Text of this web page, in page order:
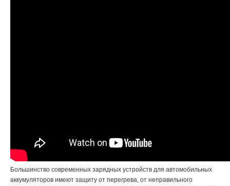
Большинство современных зарядных устройств для автомобильных
аккумуляторов имеют защиту от перегрева, от неправильного